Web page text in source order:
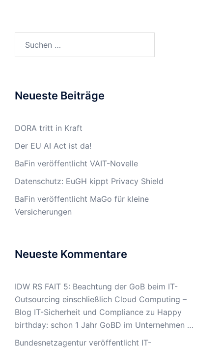
Neueste Beiträge
DORA tritt in Kraft
Der EU AI Act ist da!
BaFin veröffentlicht VAIT-Novelle
Datenschutz: EuGH kippt Privacy Shield
BaFin veröffentlicht MaGo für kleine
Versicherungen
Neueste Kommentare
IDW RS FAIT 5: Beachtung der GoB beim IT-
Outsourcing einschließlich Cloud Computing –
Blog IT-Sicherheit und Compliance zu Happy
birthday: schon 1 Jahr GoBD im Unternehmen …
Bundesnetzagentur veröffentlicht IT-